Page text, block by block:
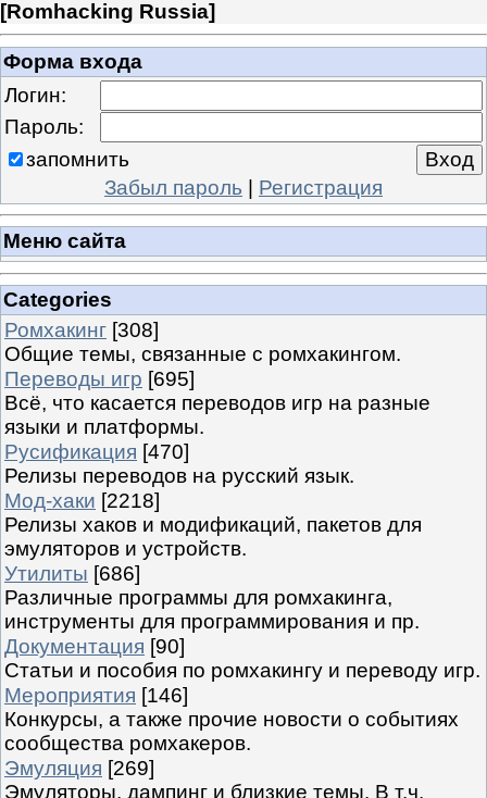
[Romhacking Russia]
Форма входа
Логин:
Пароль:
запомнить
Забыл пароль | Регистрация
Меню сайта
Categories
Ромхакинг [308]
Общие темы, связанные с ромхакингом.
Переводы игр [695]
Всё, что касается переводов игр на разные
языки и платформы.
Русификация [470]
Релизы переводов на русский язык.
Мод-хаки [2218]
Релизы хаков и модификаций, пакетов для
эмуляторов и устройств.
Утилиты [686]
Различные программы для ромхакинга,
инструменты для программирования и пр.
Документация [90]
Статьи и пособия по ромхакингу и переводу игр.
Мероприятия [146]
Конкурсы, а также прочие новости о событиях
сообщества ромхакеров.
Эмуляция [269]
Эмуляторы, дампинг и близкие темы. В т.ч.